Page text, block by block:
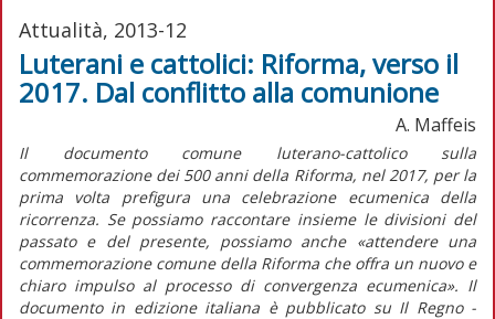
Attualità, 2013-12
Luterani e cattolici: Riforma, verso il
2017. Dal conflitto alla comunione
A. Maffeis
Il documento comune luterano-cattolico sulla
commemorazione dei 500 anni della Riforma, nel 2017, per la
prima volta prefigura una celebrazione ecumenica della
ricorrenza. Se possiamo raccontare insieme le divisioni del
passato e del presente, possiamo anche «attendere una
commemorazione comune della Riforma che offra un nuovo e
chiaro impulso al processo di convergenza ecumenica». Il
documento in edizione italiana è pubblicato su Il Regno -